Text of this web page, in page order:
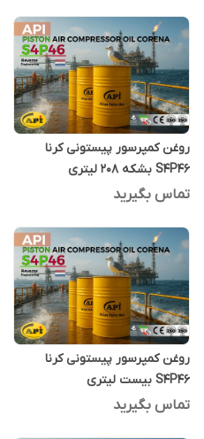
روغن کمپرسور پیستونی کرنا
S4P46 بشکه 208 لیتری
تماس بگیرید
روغن کمپرسور پیستونی کرنا
S4P46 بیست لیتری
تماس بگیرید